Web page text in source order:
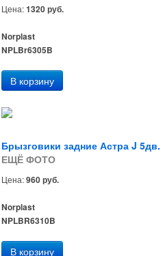
Цена:1320 руб.
Norplast
NPLBr6305B
Брызговики задние Астра J 5дв.
ЕЩЁ ФОТО
Цена:960 руб.
Norplast
NPLBR6310B